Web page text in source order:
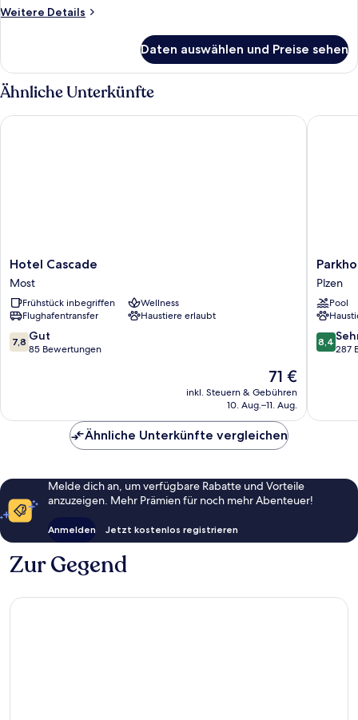
Weitere Details
Weitere
Apartment
Daten auswählen und Preise sehen
Ähnliche Unterkünfte
Hotel
Cascade
Most
Hotel Cascade
Most
Frühstück inbegriffen
Wellness
Flughafentransfer
Haustiere erlaubt
7.8
von
7,8 Gut
85 Bewertungen
Der
Preis
beträgt
71 €
inkl. Steuern & Gebühren
10. Aug.–11. Aug.
Hotel Cascade
and
Center
Pilsen
Plzen
Plzen
Pool
8.4
von
8,4
287
Ähnliche Unterkünfte vergleichen
Melde dich an, um verfügbare Rabatte und Vorteile
anzuzeigen. Mehr Prämien für noch mehr Abenteuer!
Anmelden Jetzt kostenlos registrieren
Zur Gegend